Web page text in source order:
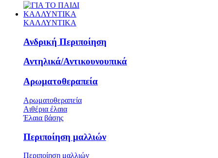
ΚΑΛΛΥΝΤΙΚΑ
ΚΑΛΛΥΝΤΙΚΑ
Ανδρική Περιποίηση
Αντηλικά/Αντικουνουπικά
Αρωματοθεραπεία
Αρωματοθεραπεία
Αιθέρια έλαια
Έλαια βάσης
Περιποίηση μαλλιών
Περιποίηση μαλλιών